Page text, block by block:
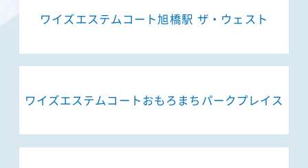
ワイズエステムコート旭橋駅 ザ・ウェスト
ワイズエステムコートおもろまちパークプレイス